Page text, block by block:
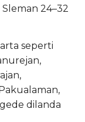
24–32
seperti
dilanda